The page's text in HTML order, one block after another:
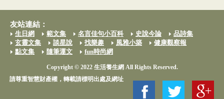
友站連結：
生日網 範文集 名言佳句小百科 史說今論
品詩集
玄靈文集
談星說 找樂趣 風雅小築
健康觀察報
點文集
隨筆運文 fun時尚網
Copyright © 2022 生活養生網 All Rights Reserved.
請尊重智慧財產權，轉載請標明出處及網址